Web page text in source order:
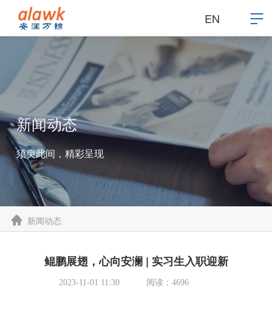
EN
新闻动态
须臾此间，精彩呈现
新闻动态
鲲鹏展翅，心向安澜 | 实习生入职迎新
2023-11-01 11:30 阅读：4696